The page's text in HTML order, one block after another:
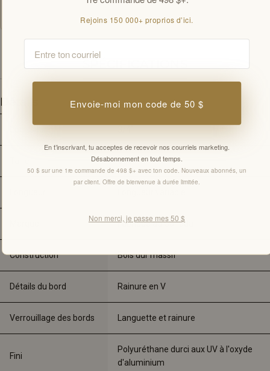
bienvenue par client.
Détails
3-1/4"
Fabriqué au Canada
Construction Bois dur massif
Détails du bord Rainure en V
Verrouillage des bords Languette et rainure
Fini
Polyuréthane durci aux UV à l'oxyde
d'aluminium
Rejoins 150 000+ proprios d’ici.
Envoie-moi mon code de 50 $
En t’inscrivant, tu acceptes de recevoir nos courriels marketing.
Désabonnement en tout temps.
50 $ sur une 1re commande de 498 $+ avec ton code. Nouveaux abonnés, un
par client. Offre de bienvenue à durée limitée.
Non merci, je passe mes 50 $